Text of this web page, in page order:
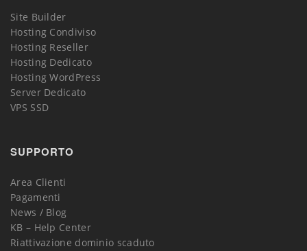
Site Builder
Hosting Condiviso
Hosting Reseller
Hosting Dedicato
Hosting WordPress
Server Dedicato
VPS SSD
SUPPORTO
Area Clienti
Pagamenti
News / Blog
KB – Help Center
Riattivazione dominio scaduto